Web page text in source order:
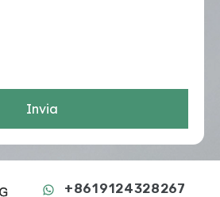
Invia
+8619124328267